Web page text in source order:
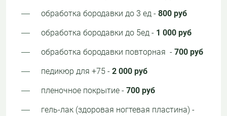
обработка бородавки до 3 ед - 800 руб
обработка бородавки до 5ед - 1 000 руб
обработка бородавки повторная - 700 руб
педикюр для +75 - 2 000 руб
пленочное покрытие - 700 руб
гель-лак (здоровая ногтевая пластина) -